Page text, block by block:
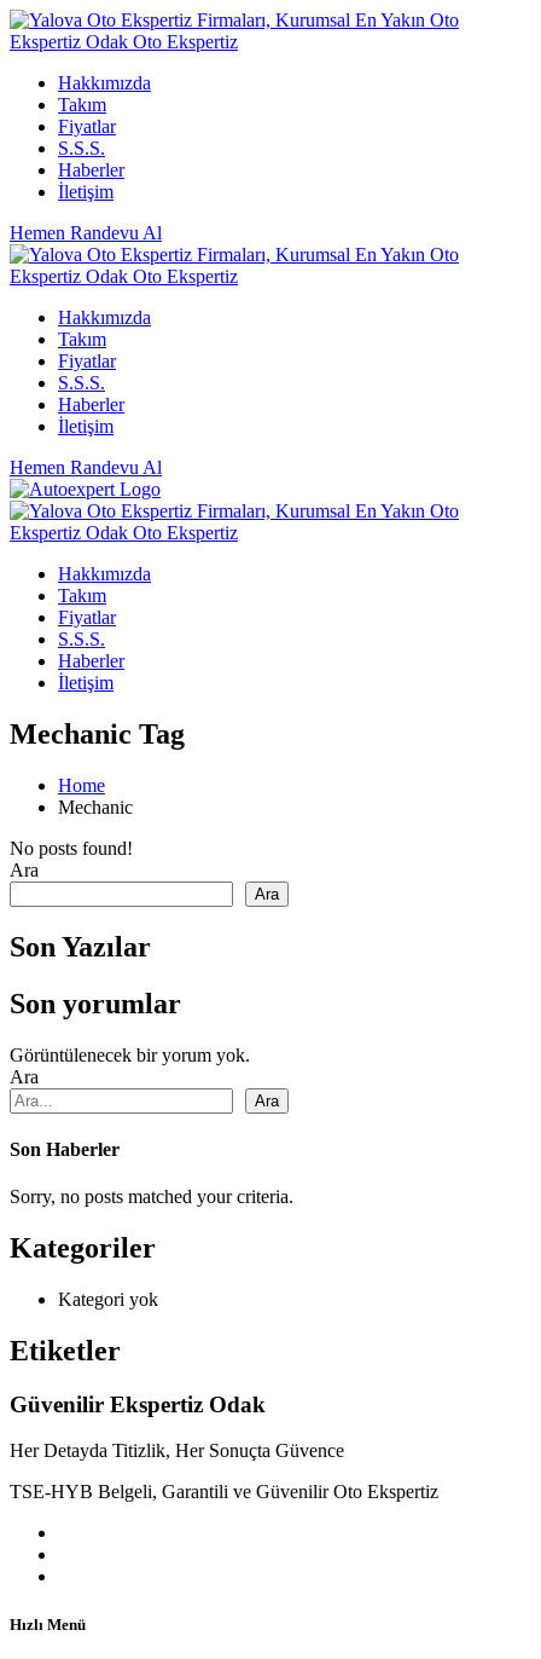
Hakkımızda
Takım
Fiyatlar
S.S.S.
Haberler
İletişim
Hemen Randevu Al
Hakkımızda
Takım
Fiyatlar
S.S.S.
Haberler
İletişim
Hemen Randevu Al
Hakkımızda
Takım
Fiyatlar
S.S.S.
Haberler
İletişim
Mechanic Tag
Home
Mechanic
No posts found!
Ara
Ara
Son Yazılar
Son yorumlar
Görüntülenecek bir yorum yok.
Ara
Ara
Son Haberler
Sorry, no posts matched your criteria.
Kategoriler
Kategori yok
Etiketler
Güvenilir Ekspertiz Odak
Her Detayda Titizlik, Her Sonuçta Güvence
TSE-HYB Belgeli, Garantili ve Güvenilir Oto Ekspertiz
Hızlı Menü